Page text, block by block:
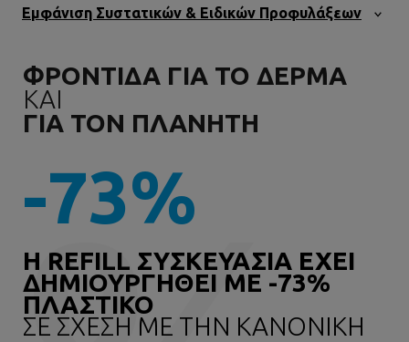
Εμφάνιση Συστατικών & Ειδικών Προφυλάξεων
ΦΡΟΝΤΙΔΑ ΓΙΑ ΤΟ ΔΕΡΜΑ
ΚΑΙ
ΓΙΑ ΤΟΝ ΠΛΑΝΗΤΗ
-73%
Η REFILL ΣΥΣΚΕΥΑΣΙΑ ΕΧΕΙ
ΔΗΜΙΟΥΡΓΗΘΕΙ ΜΕ -73%
ΠΛΑΣΤΙΚΟ
ΣΕ ΣΧΕΣΗ ΜΕ ΤΗΝ ΚΑΝΟΝΙΚΗ